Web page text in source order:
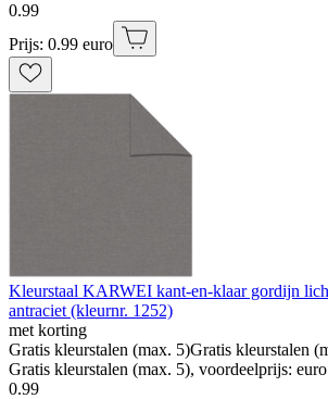
0.99
Prijs: 0.99 euro
Kleurstaal KARWEI kant-en-klaar gordijn
antraciet (kleurnr. 1252)
met korting
Gratis kleurstalen (max. 5)Gratis kleurstalen
Gratis kleurstalen (max. 5), voordeelprijs:
0.99